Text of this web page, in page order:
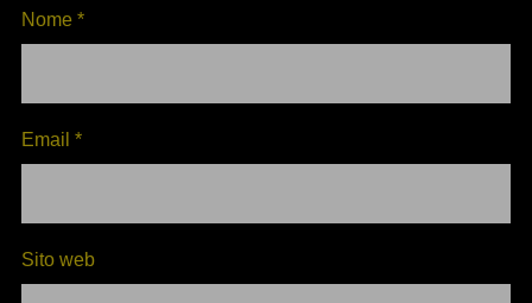
Nome *
Email *
Sito web